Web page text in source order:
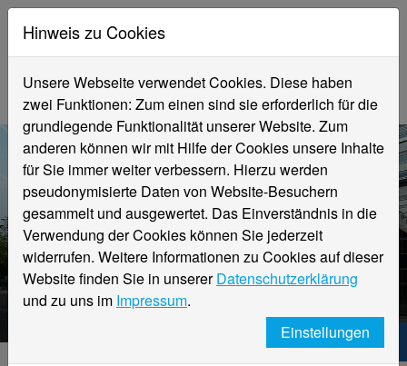
Aktuelle Meldungen
Hochschule Niederrhein
Hochschule Niederrhein. Dein Weg.
Hinweis zu Cookies
Unsere Webseite verwendet Cookies. Diese haben
zwei Funktionen: Zum einen sind sie erforderlich für die
grundlegende Funktionalität unserer Website. Zum
anderen können wir mit Hilfe der Cookies unsere Inhalte
für Sie immer weiter verbessern. Hierzu werden
pseudonymisierte Daten von Website-Besuchern
gesammelt und ausgewertet. Das Einverständnis in die
Verwendung der Cookies können Sie jederzeit
widerrufen. Weitere Informationen zu Cookies auf dieser
Website finden Sie in unsererDatenschutzerklärung
und zu uns im Impressum.
Einstellungen